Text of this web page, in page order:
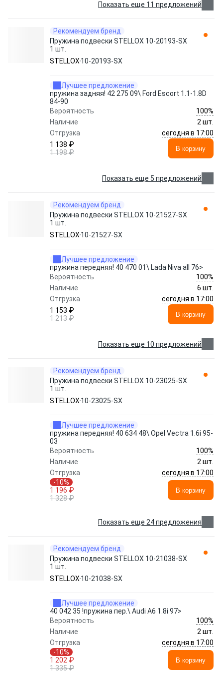
Показать еще 11 предложений
Рекомендуем бренд
Пружина подвески STELLOX 10-20193-SX
1 шт.
STELLOX 10-20193-SX
Лучшее предложение
пружина задняя! 42 275 09\ Ford Escort 1.1-1.8D
84-90
Вероятность
100%
Наличие
2 шт.
Отгрузка
сегодня в 17:00
1 138 ₽
1 198 ₽
В корзину
Показать еще 5 предложений
Рекомендуем бренд
Пружина подвески STELLOX 10-21527-SX
1 шт.
STELLOX 10-21527-SX
Лучшее предложение
пружина передняя! 40 470 01\ Lada Niva all 76>
Вероятность
100%
Наличие
6 шт.
Отгрузка
сегодня в 17:00
1 153 ₽
1 213 ₽
В корзину
Показать еще 10 предложений
Рекомендуем бренд
Пружина подвески STELLOX 10-23025-SX
1 шт.
STELLOX 10-23025-SX
Лучшее предложение
пружина передняя! 40 634 48\ Opel Vectra 1.6i 95-
03
Вероятность
100%
Наличие
2 шт.
Отгрузка
сегодня в 17:00
-10%
1 196 ₽
1 328 ₽
В корзину
Показать еще 24 предложения
Рекомендуем бренд
Пружина подвески STELLOX 10-21038-SX
1 шт.
STELLOX 10-21038-SX
Лучшее предложение
40 042 35 !пружина пер.\ Audi A6 1.8i 97>
Вероятность
100%
Наличие
2 шт.
Отгрузка
сегодня в 17:00
-10%
1 202 ₽
1 335 ₽
В корзину